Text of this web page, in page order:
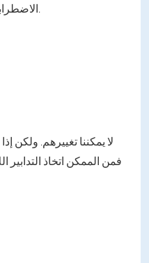
الاضطرابات الناجمة عن الجذور الحرة.
لا يمكننا تغييرهم. ولكن
فمن الممكن اتخاذ التدابير